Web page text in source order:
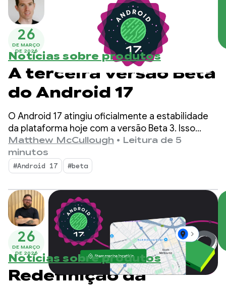
26
DE MARÇO
DE 2026
Notícias sobre produtos
A terceira versão Beta
do Android 17
O Android 17 atingiu oficialmente a estabilidade
da plataforma hoje com a versão Beta 3. Isso
significa que a superfície da API está bloqueada.
Você pode realizar o teste de compatibilidade
final e enviar seus apps destinados ao Android 17
para a Google Play Store.
Matthew McCullough • Leitura de 5
minutos
#Android 17 #beta
26
DE MARÇO
DE 2026
Notícias sobre produtos
Redefinição da